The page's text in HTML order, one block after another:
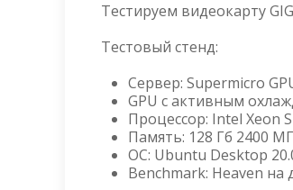
Тестируем видеокарту
Тестовый стенд:
Сервер: Supermicro
GPU с активным
Процессор: Intel Xeon
Память: 128 Гб 2400
ОС: Ubuntu Desktop
Benchmark: Heaven